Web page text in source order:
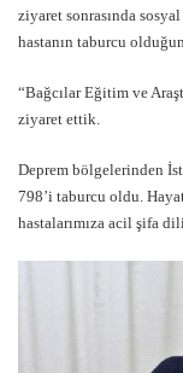
ziyaret sonrasında
hastanın taburcu
“Bağcılar Eğitim ve
ziyaret ettik.
Deprem bölgelerinden
798’i taburcu oldu.
hastalarımıza acil şifa